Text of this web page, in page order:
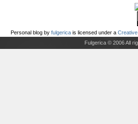
Personal blog by fulgerica is licensed under a
Fulgerica © 2006 All